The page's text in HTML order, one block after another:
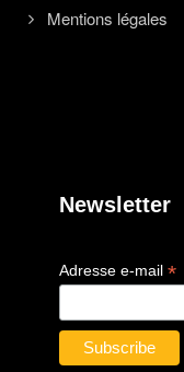
Mentions légales